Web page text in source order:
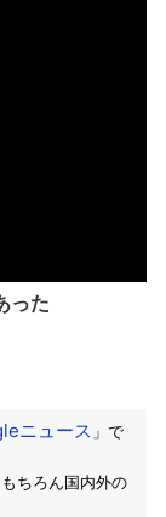
った
ニュース 」で
ちろん国内外の